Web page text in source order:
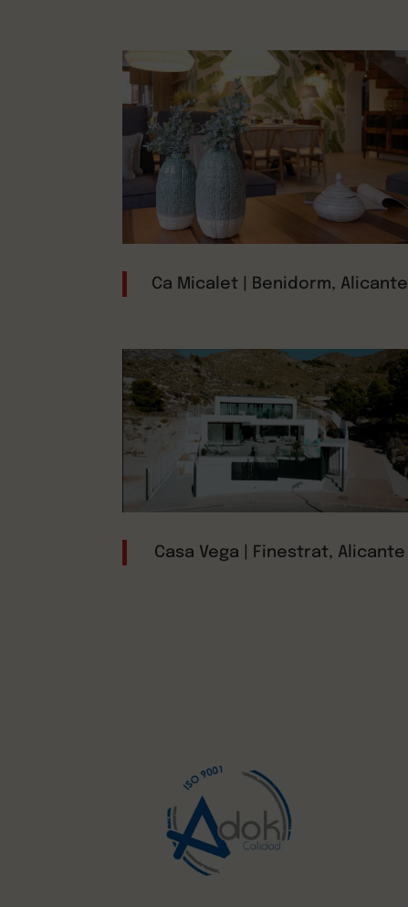
Ca Micalet | Benidorm, Alicante
Casa Vega | Finestrat, Alicante